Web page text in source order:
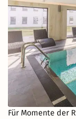
Für Momente der